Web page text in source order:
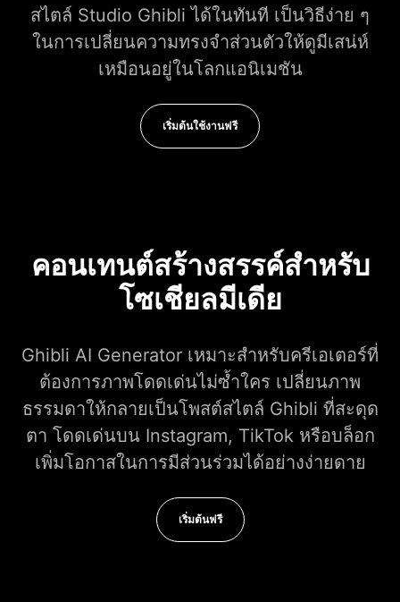
สไตล์ Studio Ghibli ได้ในทันที เป็นวิธีง่าย ๆ
ในการเปลี่ยนความทรงจำส่วนตัวให้ดูมีเสน่ห์
เหมือนอยู่ในโลกแอนิเมชัน
เริ่มต้นใช้งานฟรี
คอนเทนต์สร้างสรรค์สำหรับ
โซเชียลมีเดีย
Ghibli AI Generator เหมาะสำหรับครีเอเตอร์ที่
ต้องการภาพโดดเด่นไม่ซ้ำใคร เปลี่ยนภาพ
ธรรมดาให้กลายเป็นโพสต์สไตล์ Ghibli ที่สะดุด
ตา โดดเด่นบน Instagram, TikTok หรือบล็อก
เพิ่มโอกาสในการมีส่วนร่วมได้อย่างง่ายดาย
เริ่มต้นฟรี